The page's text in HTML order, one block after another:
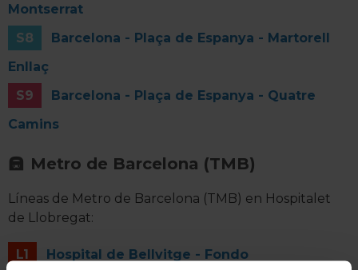
Montserrat
S8
Barcelona - Plaça de Espanya - Martorell
Enllaç
S9
Barcelona - Plaça de Espanya - Quatre
Camins
Metro de Barcelona (TMB)
Líneas de Metro de Barcelona (TMB) en Hospitalet
de Llobregat:
L1
Hospital de Bellvitge - Fondo